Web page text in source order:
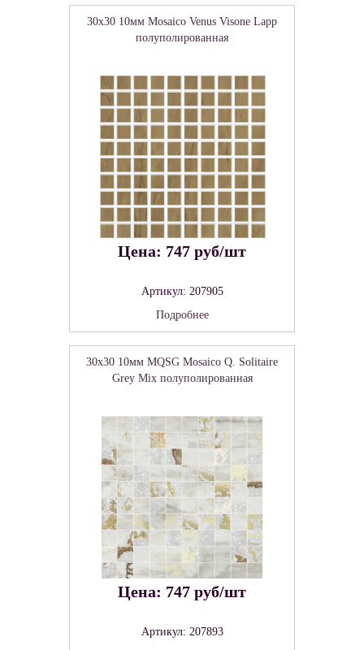
30x30 10мм Mosaico Venus Visone Lapp
полуполированная
Цена: 747 руб/шт
Артикул: 207905
Подробнее
30x30 10мм MQSG Mosaico Q. Solitaire
Grey Mix полуполированная
Цена: 747 руб/шт
Артикул: 207893